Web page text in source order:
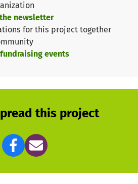
newsletter
for this project together
events
this project